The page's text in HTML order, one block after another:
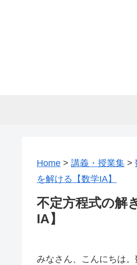
Home > 講義・授業集 >
を解ける【数学IA】
不定方程式の解
IA】
みなさん、こんにちは